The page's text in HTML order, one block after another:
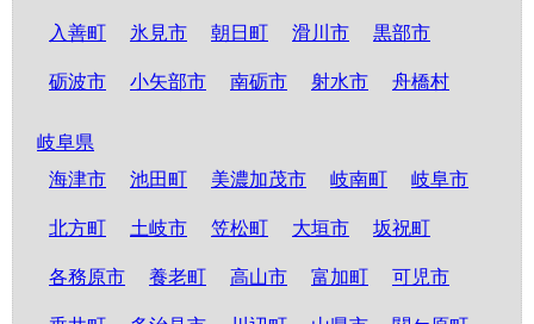
入善町 氷見市 朝日町 滑川市 黒部市
砺波市 小矢部市 南砺市 射水市 舟橋村
岐阜県
海津市
池田町 美濃加茂市 岐南町 岐阜市
北方町 土岐市 笠松町 大垣市 坂祝町
各務原市 養老町 高山市 富加町 可児市